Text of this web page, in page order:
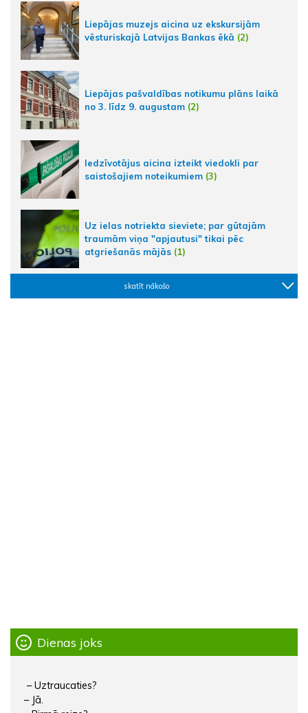
Liepājas muzejs aicina uz ekskursijām
vēsturiskajā Latvijas Bankas ēkā (2)
Liepājas pašvaldības notikumu plāns laikā
no 3. līdz 9. augustam (2)
Iedzīvotājus aicina izteikt viedokli par
saistošajiem noteikumiem (3)
Uz ielas notriekta sieviete; par gūtajām
traumām viņa "apjautusi" tikai pēc
atgriešanās mājās (1)
skatīt nākošo
Dienas joks
– Uztraucaties?
– Jā.